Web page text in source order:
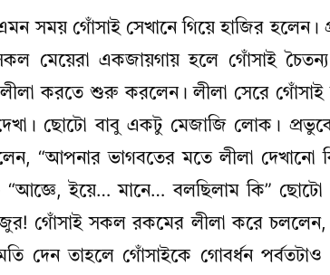
সময় গোঁসাই সেখানে গিয়ে হাজির হলেন।
মেয়েরা একজায়গায় হলে গোঁসাই
করতে শুরু করলেন। লীলা সেরে গোঁসাই
ছোটো বাবু একটু মেজাজি লোক।
“আপনার ভাগবতের মতে লীলা দেখানো
ইয়ে… মানে… বলছিলাম কি”
গোঁসাই সকল রকমের লীলা করে চললেন,
দেন তাহলে গোঁসাইকে গোবর্ধন পর্বতটাও